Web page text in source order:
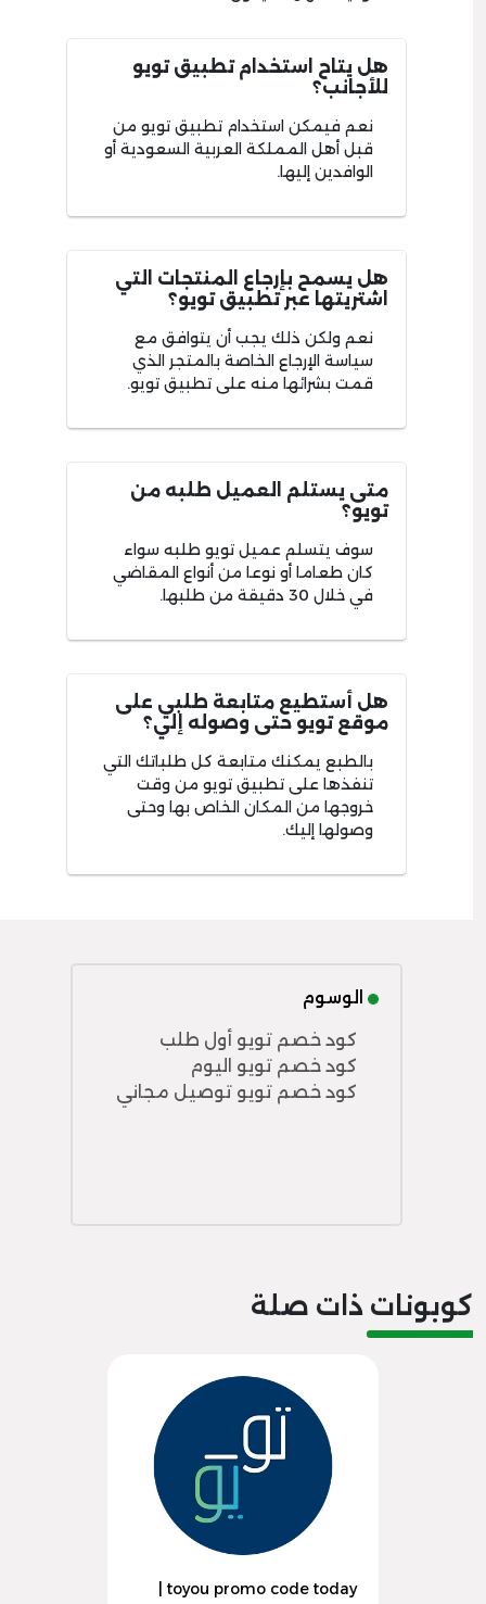
هل يتاح استخدام تطبيق تويو
للأجانب؟
نعم فيمكن استخدام تطبيق تويو من
قبل أهل المملكة العربية السعودية أو
الوافدين إليها.
هل يسمح بإرجاع المنتجات التي
اشتريتها عبر تطبيق تويو؟
نعم ولكن ذلك يجب أن يتوافق مع
سياسة الإرجاع الخاصة بالمتجر الذي
قمت بشرائها منه على تطبيق تويو.
متى يستلم العميل طلبه من
تويو؟
سوف يتسلم عميل تويو طلبه سواء
كان طعاما أو نوعا من أنواع المقاضي
في خلال 30 دقيقة من طلبها.
هل أستطيع متابعة طلبي على
موقع تويو حتى وصوله إلي؟
بالطبع يمكنك متابعة كل طلباتك التي
تنفذها على تطبيق تويو من وقت
خروجها من المكان الخاص بها وحتى
وصولها إليك.
الوسوم
كود خصم تويو أول طلب
كود خصم تويو اليوم
كود خصم تويو توصيل مجاني
كوبونات ذات صلة